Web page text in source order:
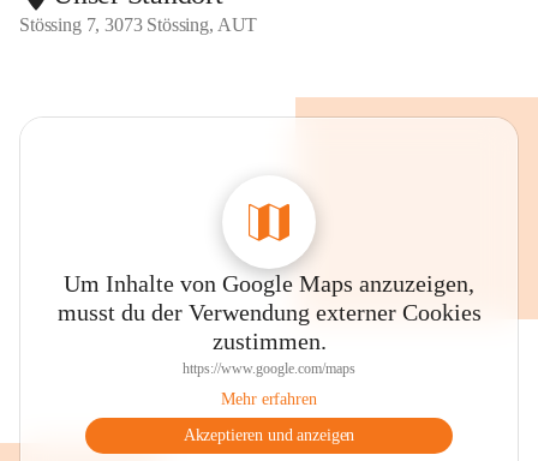
Stössing 7, 3073 Stössing, AUT
Um Inhalte von Google Maps anzuzeigen,
musst du der Verwendung externer Cookies
zustimmen.
https://www.google.com/maps
Mehr erfahren
Akzeptieren und anzeigen